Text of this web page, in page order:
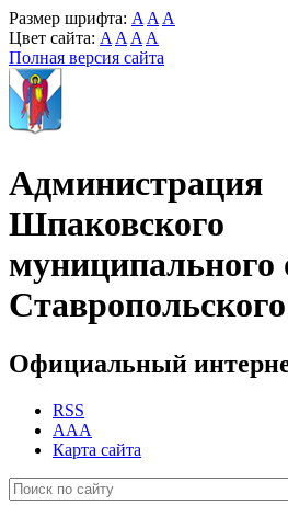
Размер шрифта: A A A
Цвет сайта: A A A A
Полная версия сайта
Администрация
Шпаковского
муниципального
Официальный
RSS
AAA
Карта сайта